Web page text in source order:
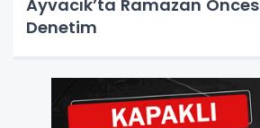
Ayvacık’ta Ramazan Öncesi
Denetim